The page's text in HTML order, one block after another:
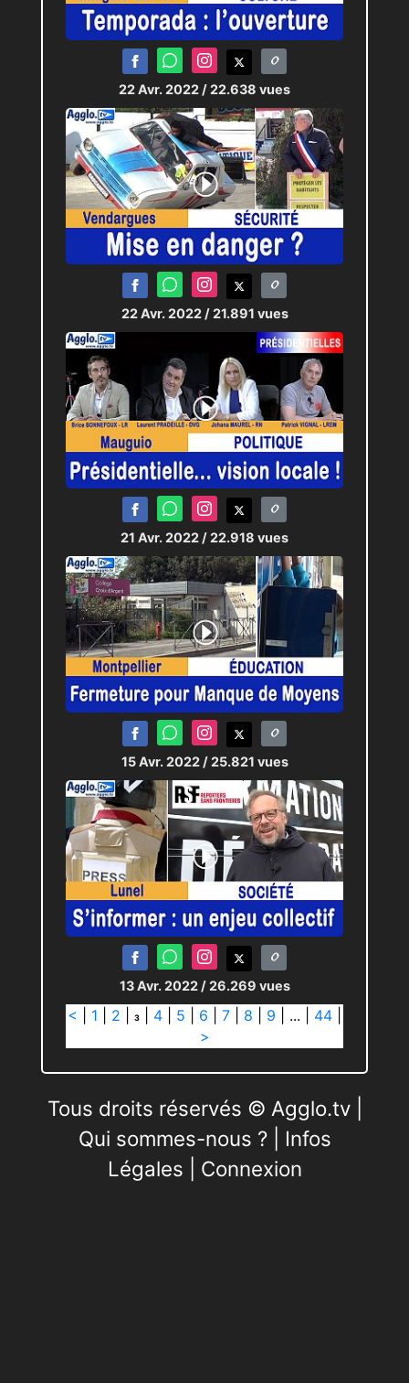
22 Avr. 2022 / 22.638 vues
22 Avr. 2022 / 21.891 vues
21 Avr. 2022 / 22.918 vues
15 Avr. 2022 / 25.821 vues
13 Avr. 2022 / 26.269 vues
< 1 2 3 4 5 6 7 8 9 ... 44
>
Tous droits réservés © Agglo.tv |
Qui sommes-nous ?| Infos
Légales
Connexion